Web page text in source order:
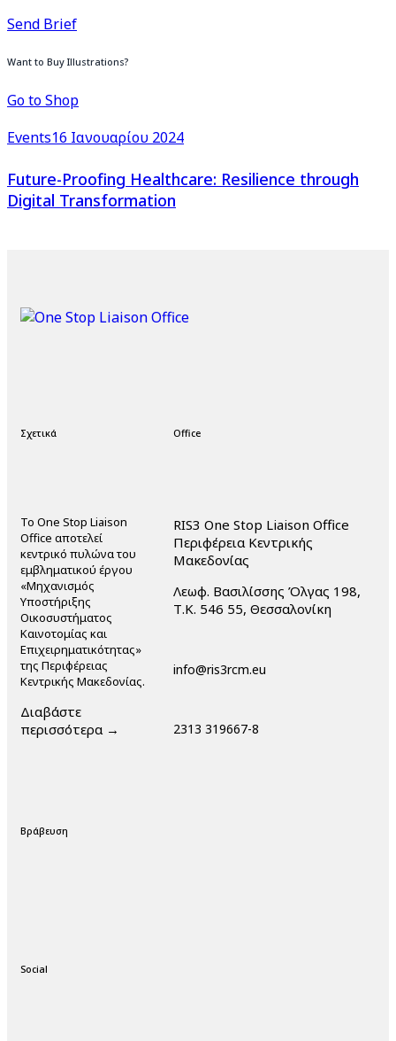
Send Brief
Want to Buy Illustrations?
Go to Shop
Events16 Ιανουαρίου 2024
Future-Proofing Healthcare: Resilience through
Digital Transformation
Σχετικά
Το One Stop Liaison
Office αποτελεί
κεντρικό πυλώνα του
εμβληματικού έργου
«Μηχανισμός
Υποστήριξης
Οικοσυστήματος
Καινοτομίας και
Επιχειρηματικότητας»
της Περιφέρειας
Κεντρικής Μακεδονίας.
Διαβάστε
περισσότερα →
Βράβευση
Office
RIS3 One Stop Liaison Office
Περιφέρεια Κεντρικής
Μακεδονίας
Λεωφ. Βασιλίσσης Όλγας 198,
Τ.Κ. 546 55, Θεσσαλονίκη
info@ris3rcm.eu
2313 319667-8
Social